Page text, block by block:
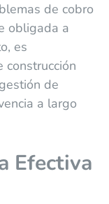
de cobro
obligada a
es
de
a largo
Efectiva